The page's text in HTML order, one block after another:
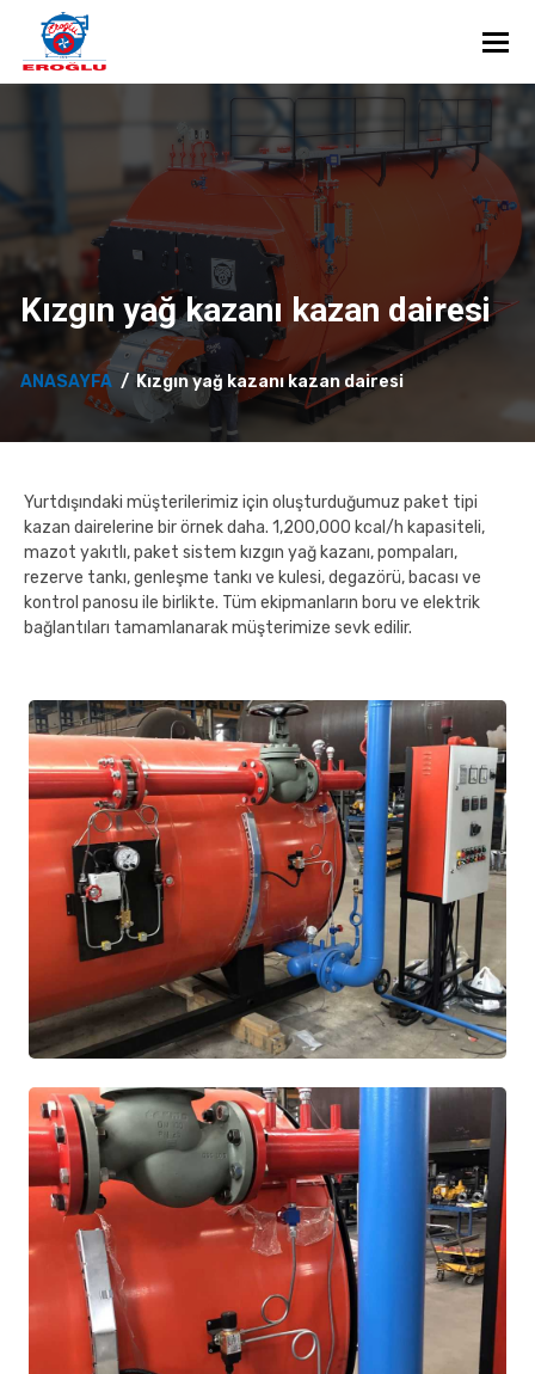
Kızgın yağ kazanı kazan dairesi
ANASAYFA Kızgın yağ kazanı kazan dairesi
Yurtdışındaki müşterilerimiz için oluşturduğumuz paket tipi
kazan dairelerine bir örnek daha. 1,200,000 kcal/h kapasiteli,
mazot yakıtlı, paket sistem kızgın yağ kazanı, pompaları,
rezerve tankı, genleşme tankı ve kulesi, degazörü, bacası ve
kontrol panosu ile birlikte. Tüm ekipmanların boru ve elektrik
bağlantıları tamamlanarak müşterimize sevk edilir.